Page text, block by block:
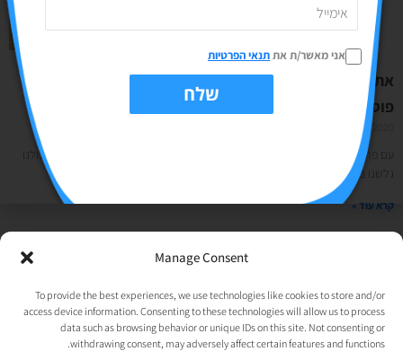
Manage Consent
To provide the best experiences, we use technologies like cookies to store and/or
access device information. Consenting to these technologies will allow us to process
data such as browsing behavior or unique IDs on this site. Not consenting or
withdrawing consent, may adversely affect certain features and functions.
אתר, עמוד נחיתה או בלוג? מילון המונחים המלא |
פוסט אורח – מנכ"לית טקג'אמפ אביטל ירדני
04/10/2020
עם פרוץ הקורונה לחיינו, נעשתה החשיבות של הנוכחות בדיגיטל גדולה הרבה. כולנו
גלשנו ברשת הרבה שעות וקיבלנו הרבה מידע בדרך זו. בין אם לשופינג או
קרא עוד »
© כל הזכויות שמורות לאורטל גנות-אפלבוים |מדיניות פרטיות
נבנה ע״י
TechJump
, העסק החברתי לבניית אתרים | עיצוב וגרפיקה:
psycat
אני מאשר/ת אתתנאי הפרטיות
שלח